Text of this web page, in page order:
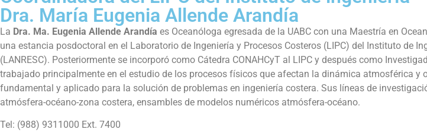
Dra. María Eugenia Allende Arandía
La Dra. Ma. Eugenia Allende Arandía es Oceanóloga egresada de la UABC con una Maestría en
una estancia posdoctoral en el Laboratorio de Ingeniería y Procesos Costeros (LIPC) del Instituto de
(LANRESC). Posteriormente se incorporó como Cátedra CONAHCyT al LIPC y después como
trabajado principalmente en el estudio de los procesos físicos que afectan la dinámica atmosférica
fundamental y aplicado para la solución de problemas en ingeniería costera. Sus líneas de
atmósfera-océano-zona costera, ensambles de modelos numéricos atmósfera-océano.
Tel: (988) 9311000 Ext. 7400